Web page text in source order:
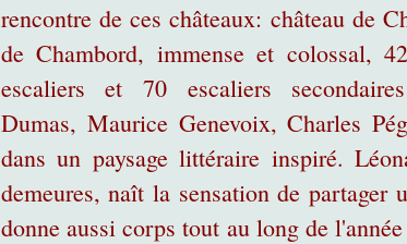
rencontre de ces châteaux: château de
de Chambord, immense et colossal,
escaliers et 70 escaliers
Dumas, Maurice Genevoix, Charles
dans un paysage littéraire inspiré.
demeures, naît la sensation de
donne aussi corps tout au long de